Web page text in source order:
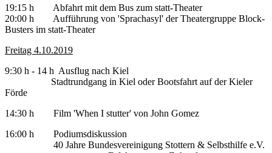
19:15 h Abfahrt mit dem Bus zum statt-Theater
20:00 h Aufführung von 'Sprachasyl' der Theatergruppe Block-
Busters im statt-Theater
Freitag 4.10.2019
9:30 h - 14 h Ausflug nach Kiel
Stadtrundgang in Kiel oder Bootsfahrt auf der Kieler
Förde
14:30 h Film 'When I stutter' von John Gomez
16:00 h Podiumsdiskussion
40 Jahre Bundesvereinigung Stottern & Selbsthilfe e.V.